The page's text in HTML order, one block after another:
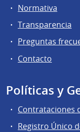
Normativa
Transparencia
Preguntas
Contacto
Políticas y
Contrataciones
Registro Único